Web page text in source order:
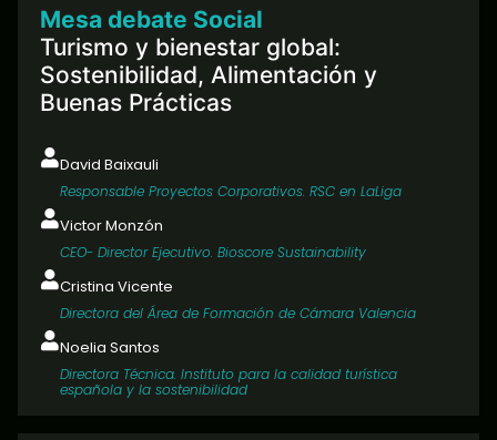
Mesa debate Social
Turismo y bienestar global:
Sostenibilidad, Alimentación y
Buenas Prácticas
David Baixauli
Responsable Proyectos Corporativos. RSC en LaLiga
Victor Monzón
CEO- Director Ejecutivo. Bioscore Sustainability
Cristina Vicente
Directora del Área de Formación de Cámara Valencia
Noelia Santos
Directora Técnica. Instituto para la calidad turística
española y la sostenibilidad